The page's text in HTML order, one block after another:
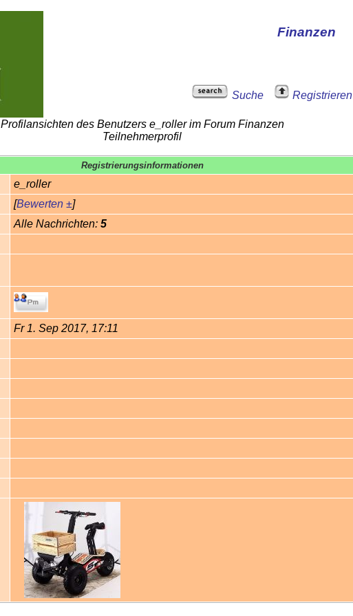
Finanzen
Suche Registrieren
Profilansichten des Benutzers e_roller im Forum Finanzen
Teilnehmerprofil
Registrierungsinformationen
e_roller
[Bewerten ±]
Alle Nachrichten: 5
Fr 1. Sep 2017, 17:11